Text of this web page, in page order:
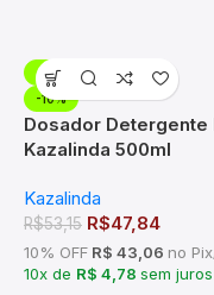
-10%
-10%
Dosador Detergente
Kazalinda 500ml
Kazalinda
R$53,15 R$47,84
10% OFF R$ 43,06 no
10x de R$ 4,78 sem juros